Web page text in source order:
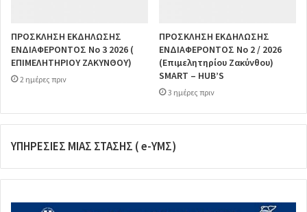
ΠΡΟΣΚΛΗΣΗ ΕΚΔΗΛΩΣΗΣ
ΕΝΔΙΑΦΕΡΟΝΤΟΣ Νο 3 2026 (
ΕΠΙΜΕΛΗΤΗΡΙΟΥ ΖΑΚΥΝΘΟΥ)
2 ημέρες πριν
ΠΡΟΣΚΛΗΣΗ ΕΚΔΗΛΩΣΗΣ
ΕΝΔΙΑΦΕΡΟΝΤΟΣ Νο 2 / 2026
(Επιμελητηρίου Ζακύνθου)
SMART – HUB’S
3 ημέρες πριν
ΥΠΗΡΕΣΙΕΣ ΜΙΑΣ ΣΤΑΣΗΣ ( e-ΥΜΣ)